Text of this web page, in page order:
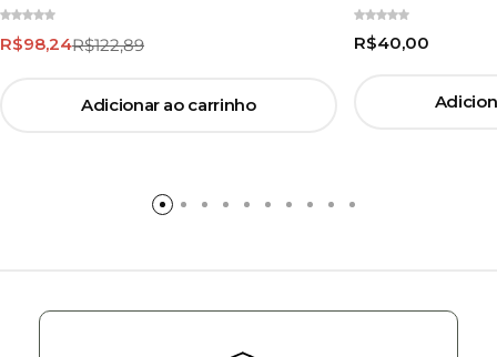
R$122,89
R$98,24
Adicionar ao carrinho
R$40,00